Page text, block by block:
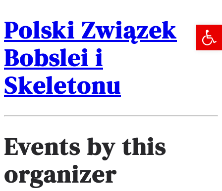
Polski Związek
Bobslei i
Skeletonu
Events by this
organizer